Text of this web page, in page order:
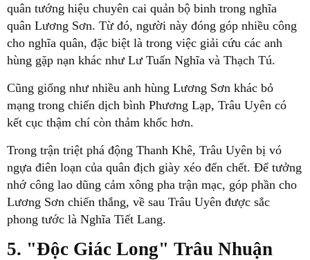
quân tướng hiệu chuyên cai quản bộ binh trong nghĩa
quân Lương Sơn. Từ đó, người này đóng góp nhiều công
cho nghĩa quân, đặc biệt là trong việc giải cứu các anh
hùng gặp nạn khác như Lư Tuấn Nghĩa và Thạch Tú.
Cũng giống như nhiều anh hùng Lương Sơn khác bỏ
mạng trong chiến dịch bình Phương Lạp, Trâu Uyên có
kết cục thậm chí còn thảm khốc hơn.
Trong trận triệt phá động Thanh Khê, Trâu Uyên bị vó
ngựa điên loạn của quân địch giày xéo đến chết. Để tưởng
nhớ công lao dũng cảm xông pha trận mạc, góp phần cho
Lương Sơn chiến thắng, về sau Trâu Uyên được sắc
phong tước là Nghĩa Tiết Lang.
5. "Độc Giác Long" Trâu Nhuận